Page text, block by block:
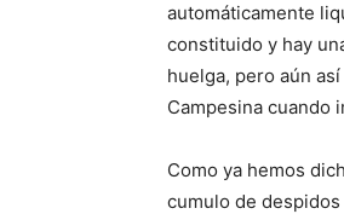
automáticamente
constituido y hay
huelga, pero aún
Campesina cuando
Como ya hemos
cumulo de